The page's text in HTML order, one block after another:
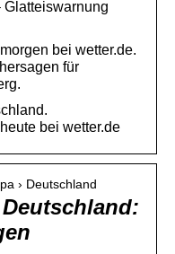
bei wetter.de.
für
bei wetter.de
› Deutschland